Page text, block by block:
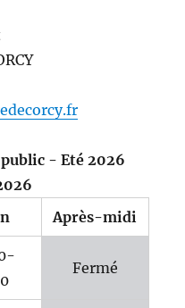
- Eté 2026
Après-midi
Fermé